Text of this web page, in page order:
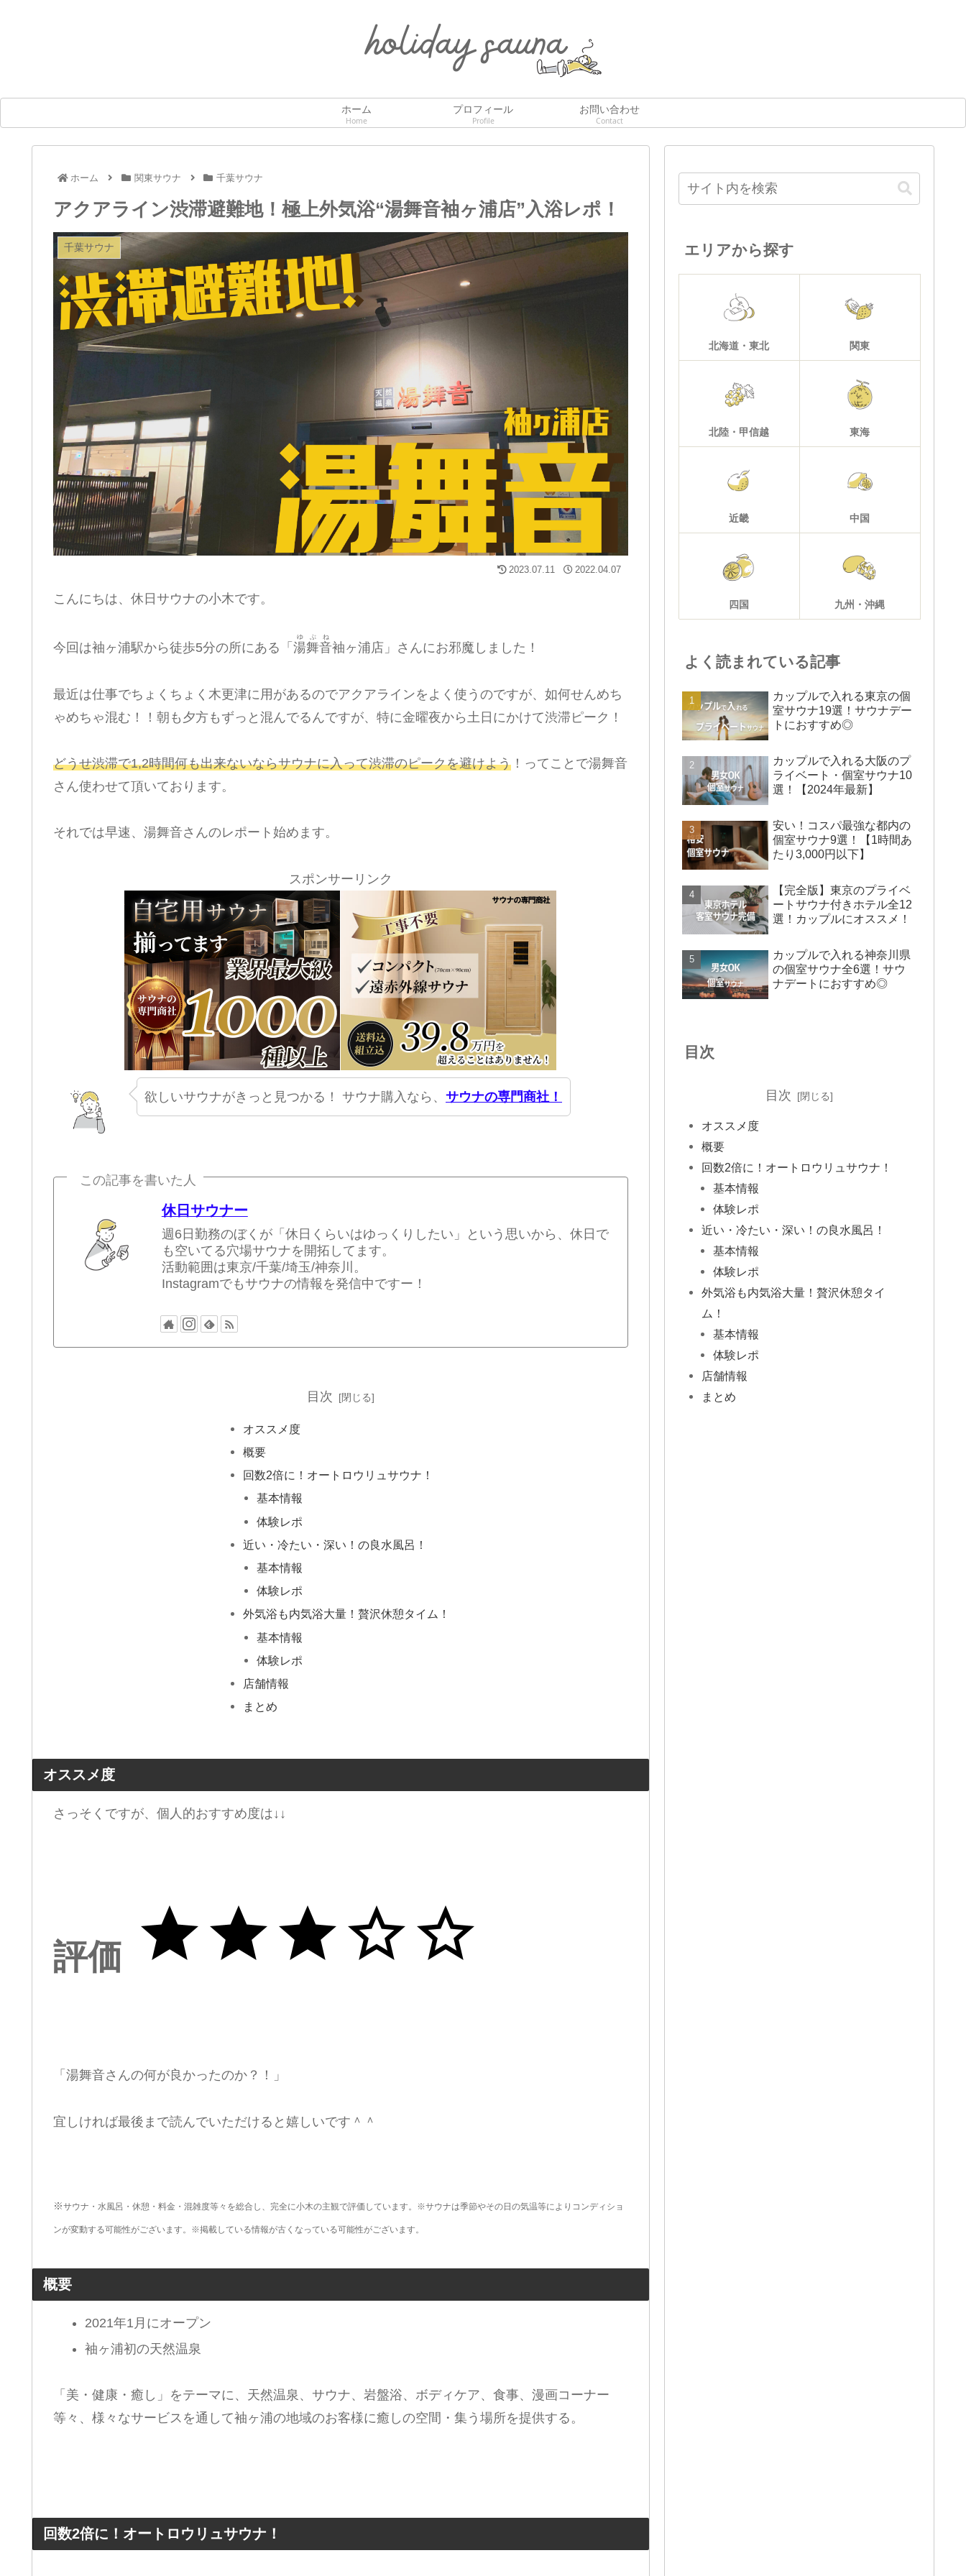
ホーム
Home
プロフィール
Profile
お問い合わせ
Contact
ホーム 関東サウナ 千葉サウナ
アクアライン渋滞避難地！極上外気浴“湯舞音袖ヶ浦店”入浴レポ！
千葉サウナ
2023.07.11 2022.04.07
こんにちは、休日サウナの小木です。
今回は袖ヶ浦駅から徒歩5分の所にある「 湯舞音
ゆぶね
袖ヶ浦店」さんにお邪魔しました！
最近は仕事でちょくちょく木更津に用があるのでアクアラインをよく使うのですが、如何せんめち
ゃめちゃ混む！！朝も夕方もずっと混んでるんですが、特に金曜夜から土日にかけて渋滞ピーク！
どうせ渋滞で1,2時間何も出来ないならサウナに入って渋滞のピークを避けよう ！ってことで湯舞音
さん使わせて頂いております。
それでは早速、湯舞音さんのレポート始めます。
スポンサーリンク
欲しいサウナがきっと見つかる！ サウナ購入なら、 サウナの専門商社！
この記事を書いた人
休日サウナー
週6日勤務のぼくが「休日くらいはゆっくりしたい」という思いから、休日で
も空いてる穴場サウナを開拓してます。
活動範囲は東京/千葉/埼玉/神奈川。
Instagramでもサウナの情報を発信中ですー！
目次
オススメ度
概要
回数2倍に！オートロウリュサウナ！
基本情報
体験レポ
近い・冷たい・深い！の良水風呂！
基本情報
体験レポ
外気浴も内気浴大量！贅沢休憩タイム！
基本情報
体験レポ
店舗情報
まとめ
オススメ度
さっそくですが、個人的おすすめ度は↓↓
評価
「湯舞音さんの何が良かったのか？！」
宜しければ最後まで読んでいただけると嬉しいです＾＾
※サウナ・水風呂・休憩・料金・混雑度等々を総合し、完全に小木の主観で評価しています。※サウナは季節やその日の気温等によりコンディショ
ンが変動する可能性がございます。※掲載している情報が古くなっている可能性がございます。
概要
2021年1月にオープン
袖ヶ浦初の天然温泉
「美・健康・癒し」をテーマに、天然温泉、サウナ、岩盤浴、ボディケア、食事、漫画コーナー
等々、様々なサービスを通して袖ヶ浦の地域のお客様に癒しの空間・集う場所を提供する。
回数2倍に！オートロウリュサウナ！
エリアから探す
北海道・東北 関東
北陸・甲信越 東海
近畿 中国
四国 九州・沖縄
よく読まれている記事
カップルで入れる東京の個
室サウナ19選！サウナデー
トにおすすめ◎
カップルで入れる大阪のプ
ライベート・個室サウナ10
選！【2024年最新】
安い！コスパ最強な都内の
個室サウナ9選！【1時間あ
たり3,000円以下】
【完全版】東京のプライベ
ートサウナ付きホテル全12
選！カップルにオススメ！
カップルで入れる神奈川県
の個室サウナ全6選！サウ
ナデートにおすすめ◎
目次
目次
オススメ度
概要
回数2倍に！オートロウリュサウナ！
基本情報
体験レポ
近い・冷たい・深い！の良水風呂！
基本情報
体験レポ
外気浴も内気浴大量！贅沢休憩タイ
ム！
基本情報
体験レポ
店舗情報
まとめ